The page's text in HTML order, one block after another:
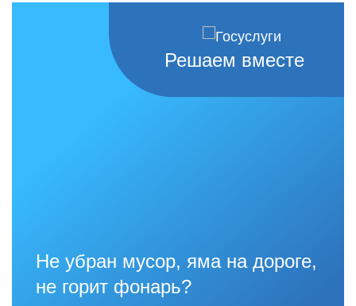
Решаем вместе
Не убран мусор, яма на дороге,
не горит фонарь?